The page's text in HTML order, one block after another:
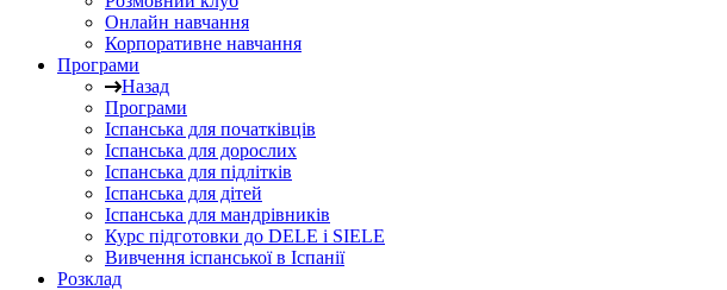
Онлайн навчання
Корпоративне навчання
Програми
Назад
Програми
Іспанська для початківців
Іспанська для дорослих
Іспанська для підлітків
Іспанська для дітей
Іспанська для мандрівників
Курс підготовки до DELE і SIELE
Вивчення іспанської в Іспанії
Розклад